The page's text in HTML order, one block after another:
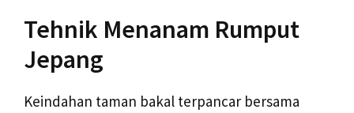
Tehnik Menanam Rumput
Jepang
Keindahan taman bakal terpancar bersama